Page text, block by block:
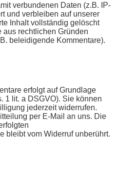
verbundenen Daten (z.B. IP-
und verbleiben auf unserer
Inhalt vollständig gelöscht
aus rechtlichen Gründen
beleidigende Kommentare).
erfolgt auf Grundlage
1 lit. a DSGVO). Sie können
jederzeit widerrufen.
per E-Mail an uns. Die
bleibt vom Widerruf unberührt.